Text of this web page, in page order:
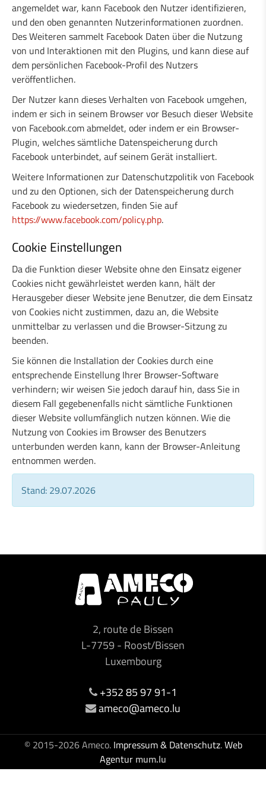
angemeldet war, kann Facebook den Nutzer identifizieren,
und den oben genannten Nutzerinformationen zuordnen.
Des Weiteren sammelt Facebook Daten über die Nutzung
von und Interaktionen mit den Plugins, und kann diese auf
dem persönlichen Facebook-Profil des Nutzers
veröffentlichen.
Der Nutzer kann dieses Verhalten von Facebook umgehen,
indem er sich in seinem Browser vor Besuch dieser Website
von Facebook.com abmeldet, oder indem er ein Browser-
Plugin, welches sämtliche Datenspeicherung durch
Facebook unterbindet, auf seinem Gerät installiert.
Weitere Informationen zur Datenschutzpolitik von Facebook
und zu den Optionen, sich der Datenspeicherung durch
Facebook zu wiedersetzen, finden Sie auf
https://www.facebook.com/policy.php.
Cookie Einstellungen
Da die Funktion dieser Website ohne den Einsatz eigener
Cookies nicht gewährleistet werden kann, hält der
Herausgeber dieser Website jene Benutzer, die dem Einsatz
von Cookies nicht zustimmen, dazu an, die Website
unmittelbar zu verlassen und die Browser-Sitzung zu
beenden.
Sie können die Installation der Cookies durch eine
entsprechende Einstellung Ihrer Browser-Software
verhindern; wir weisen Sie jedoch darauf hin, dass Sie in
diesem Fall gegebenenfalls nicht sämtliche Funktionen
dieser Website vollumfänglich nutzen können. Wie die
Nutzung von Cookies im Browser des Benutzers
unterbunden werden kann, kann der Browser-Anleitung
entnommen werden.
Stand: 29.07.2026
2, route de Bissen
L-7759- Roost/Bissen
Luxembourg
+352 85 97 91-1
ameco@ameco.lu
© 2015-2026 Ameco. Impressum & Datenschutz.Web
Agentur mum.lu